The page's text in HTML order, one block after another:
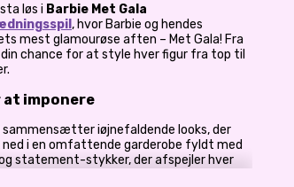
løs i Barbie Met Gala
, hvor Barbie og hendes
mest glamourøse aften – Met Gala! Fra
chance for at style hver figur fra top til
imponere
sammensætter iøjnefaldende looks, der
i en omfattende garderobe fyldt med
statement-stykker, der afspejler hver